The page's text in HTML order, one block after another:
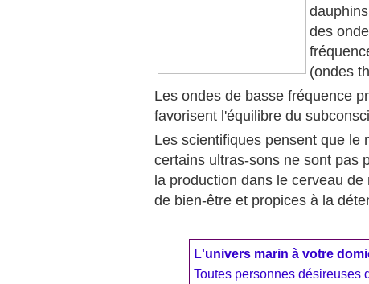
des
(ondes
Les ondes de basse fréquence
favorisent l'équilibre du
Les scientifiques pensent que le
certains ultras-sons ne sont pas
la production dans le cerveau
de bien-être et propices à la
L'univers marin à votre
Toutes personnes désireuses